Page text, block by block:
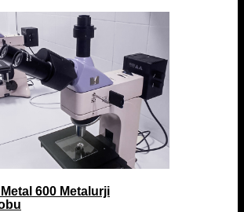
600 Metalurji
600 Metalurji